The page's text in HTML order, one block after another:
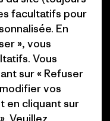
media
program
d’affiliation
France Plan du site
facultatifs pour
En
», vous
Vous
sur « Refuser
vos
en cliquant sur